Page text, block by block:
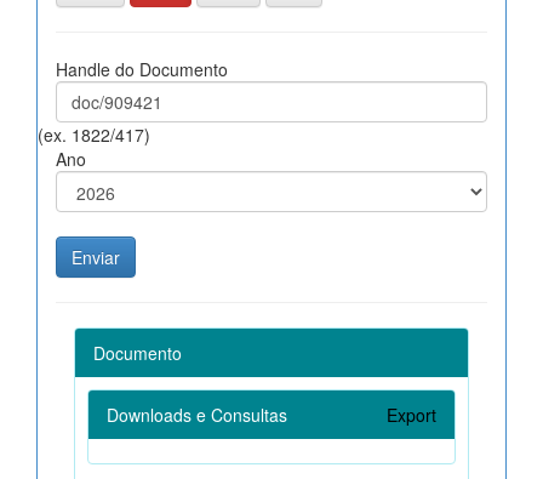
Handle do Documento
(ex. 1822/417)
Ano
Documento
Downloads e Consultas Export